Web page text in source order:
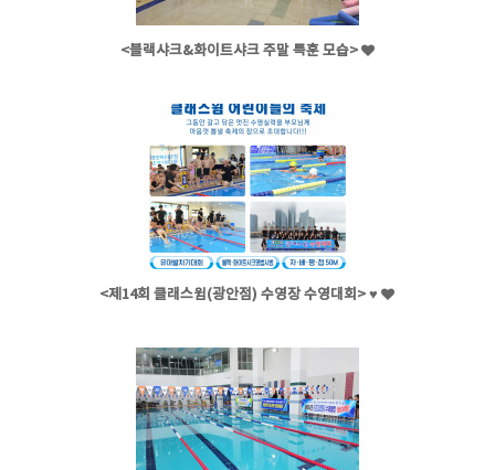
<블랙샤크&화이트샤크 주말 특훈 모습>
<제14회 클래스윔(광안점) 수영장 수영대회> ♥